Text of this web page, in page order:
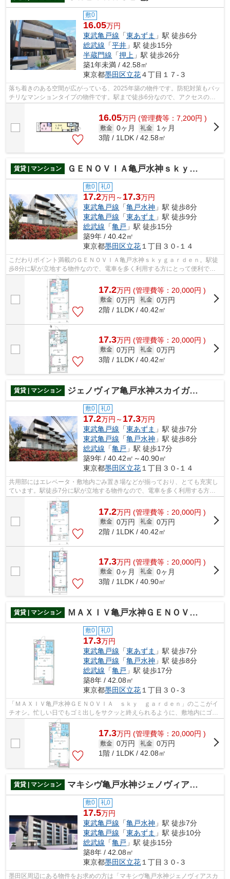
敷0
16.05万円
東武亀戸線 「東あずま 」駅 徒歩6分
総武線 「平井 」駅 徒歩15分
半蔵門線 「押上 」駅 徒歩26分
築1年未満 / 42.58㎡
東京都墨田区立花４丁目１７-３
落ち着きのある空間が広がっている、2025年築の物件です。防犯対策もバッ
チリなマンションタイプの物件です。駅まで徒歩6分なので、アクセスの良
い物件です。当社はお客様のご希望に適...
16.05万円 (管理費等：7,200円 )
敷金 0ヶ月 礼金
1ヶ月
3階 / 1LDK / 42.58㎡
賃貸 | マンション ＧＥＮＯＶＩＡ亀戸水神ｓｋｙｇａｒｄｅｎ
敷0 礼0
17.2万円～ 17.3万円
東武亀戸線 「亀戸水神 」駅 徒歩8分
東武亀戸線 「東あずま 」駅 徒歩9分
総武線 「亀戸 」駅 徒歩15分
築9年 / 40.42㎡
東京都墨田区立花１丁目３０-１４
こだわりポイント満載のＧＥＮＯＶＩＡ亀戸水神ｓｋｙｇａｒｄｅｎ。駅徒
歩8分に駅が立地する物件なので、電車を多く利用する方にとって便利で
す。築9年のマンション。こちらはマンシ...
17.2万円 (管理費等：20,000円 )
敷金 0万円 礼金 0万円
2階 / 1LDK / 40.42㎡
17.3万円 (管理費等：20,000円 )
敷金 0万円 礼金 0万円
3階 / 1LDK / 40.42㎡
賃貸 | マンション ジェノヴィア亀戸水神スカイガーデン
敷0 礼0
17.2万円～ 17.3万円
東武亀戸線 「東あずま 」駅 徒歩7分
東武亀戸線 「亀戸水神 」駅 徒歩8分
総武線 「亀戸 」駅 徒歩17分
築9年 / 40.42㎡～40.90㎡
東京都墨田区立花 １丁目３０-１４
共用部にはエレベータ・敷地内ごみ置き場などが揃っており、とても充実し
ています。駅徒歩7分に駅が立地する物件なので、電車を多く利用する方に
とって便利です。こちらの物件はマンシ...
17.2万円 (管理費等：20,000円 )
敷金 0万円 礼金 0万円
2階 / 1LDK / 40.42㎡
17.3万円 (管理費等：20,000円 )
敷金 0ヶ月 礼金 0ヶ月
3階 / 1LDK / 40.90㎡
賃貸 | マンション ＭＡＸＩＶ亀戸水神ＧＥＮＯＶＩＡ ｓｋｙ ｇａｒｄｅｎ
敷0 礼0
17.3万円
東武亀戸線 「東あずま 」駅 徒歩7分
東武亀戸線 「亀戸水神 」駅 徒歩8分
総武線 「亀戸 」駅 徒歩17分
築8年 / 42.08㎡
東京都墨田区立花 １丁目３０-３
「ＭＡＸＩＶ亀戸水神ＧＥＮＯＶＩＡ ｓｋｙ ｇａｒｄｅｎ」のここがイ
チオシ。忙しい日でもゴミ出しをサクッと終えられるように、敷地内にゴミ
置き場を設置しています。こちらの物...
17.3万円 (管理費等：20,000円 )
敷金 0万円 礼金 0万円
1階 / 1LDK / 42.08㎡
賃貸 | マンション マキシヴ亀戸水神ジェノヴィアスカイガーデン
敷0 礼0
17.5万円
東武亀戸線 「亀戸水神 」駅 徒歩7分
東武亀戸線 「東あずま 」駅 徒歩10分
総武線 「亀戸 」駅 徒歩15分
築8年 / 42.08㎡
東京都墨田区立花 １丁目３０-３
墨田区周辺にある物件をお求めの方は「マキシヴ亀戸水神ジェノヴィアスカ